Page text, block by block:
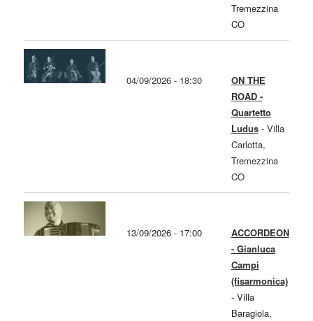
Tremezzina
CO
04/09/2026 - 18:30
ON THE
ROAD -
Quartetto
Ludus- Villa
Carlotta,
Tremezzina
CO
13/09/2026 - 17:00
ACCORDEON
- Gianluca
Campi
(fisarmonica)
- Villa
Baragiola,